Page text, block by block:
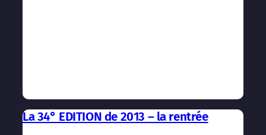
La 34° EDITION de 2013 – la rentrée